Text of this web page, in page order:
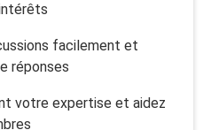
facilement et
réponses
votre expertise et aidez